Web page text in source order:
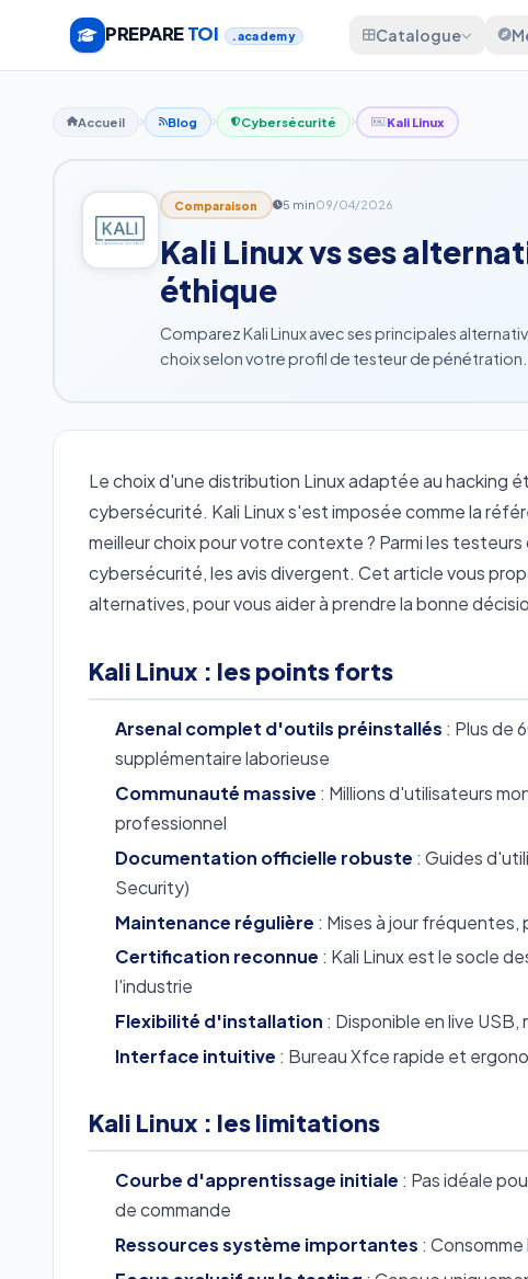
PREPARETOI .academy Catalogue
Accueil Blog Cybersécurité Kali Linux
Comparaison 5 min09/04/2026
Kali Linux vs ses
éthique
Comparez Kali Linux avec ses principales
choix selon votre profil de testeur de pénétration.
Le choix d'une distribution Linux adaptée au hacking
cybersécurité. Kali Linux s'est imposée comme la
meilleur choix pour votre contexte ? Parmi les
cybersécurité, les avis divergent. Cet article vous
alternatives, pour vous aider à prendre la bonne
Kali Linux : les points forts
Arsenal complet d'outils préinstallés : Plus de
supplémentaire laborieuse
Communauté massive : Millions d'utilisateurs
professionnel
Documentation officielle robuste : Guides
Security)
Maintenance régulière : Mises à jour
Certification reconnue : Kali Linux est le socle
l'industrie
Flexibilité d'installation : Disponible en live
Interface intuitive : Bureau Xfce rapide et
Kali Linux : les limitations
Courbe d'apprentissage initiale : Pas idéale
de commande
Ressources système importantes :